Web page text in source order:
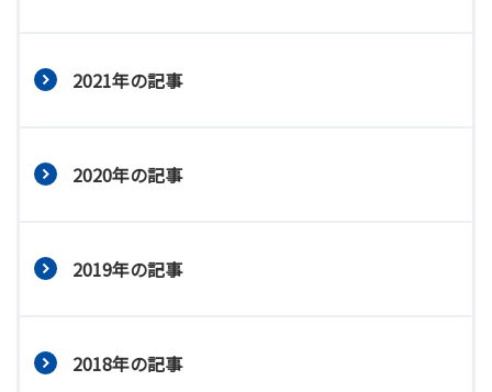
2021年の記事
2020年の記事
2019年の記事
2018年の記事